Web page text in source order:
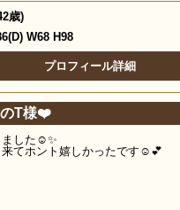
歳)
W68 H98
プロフィール詳細
のT様❤️
ました☺️✨
てホント嬉しかったです☺️💕